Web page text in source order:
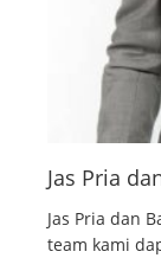
Jas Pria
Jas Pria dan
team kami